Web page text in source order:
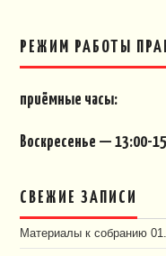
РЕЖИМ РАБОТЫ
приёмные часы:
Воскресенье — 13:00-
СВЕЖИЕ ЗАПИСИ
Материалы к собранию